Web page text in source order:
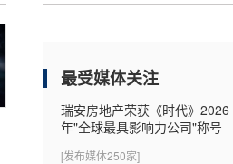
世界杯
会展
最受媒体关注
瑞安房地产荣获《时代》2026
年"全球最具影响力公司"称号
[发布媒体250家]